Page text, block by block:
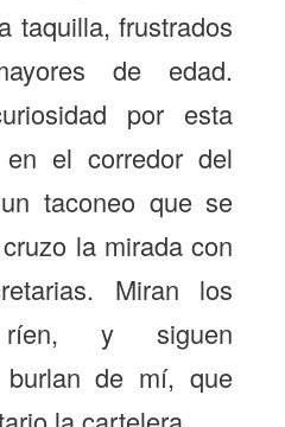
taquilla, frustrados
de edad.
por esta
el corredor del
taconeo que se
la mirada con
Miran los
y siguen
burlan de mí, que